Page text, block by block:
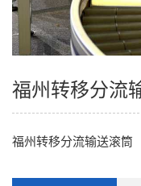
福州转移分流
福州转移分流输送滚筒